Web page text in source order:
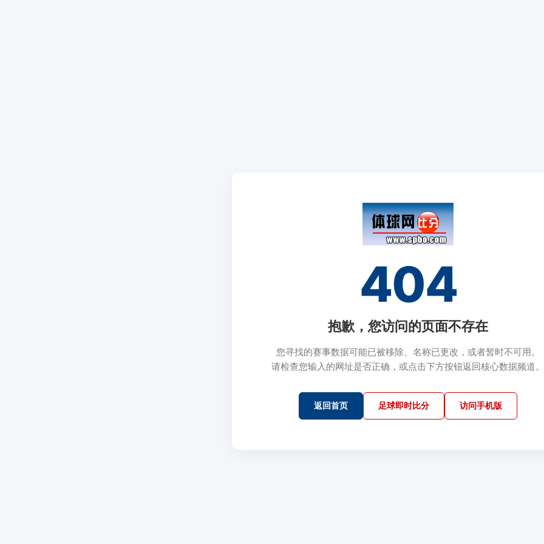
404
抱歉，您访问的页面不存在
您寻找的赛事数据可能已被移除、名称已更改，或者暂时不可用。
请检查您输入的网址是否正确，或点击下方按钮返回核心数据频道。
返回首页 足球即时比分 访问手机版